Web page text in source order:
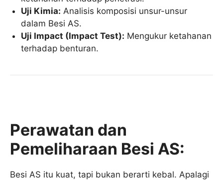
Uji Kimia: Analisis komposisi unsur-unsur
dalam Besi AS.
Uji Impact (Impact Test): Mengukur ketahanan
terhadap benturan.
Perawatan dan
Pemeliharaan Besi AS:
Besi AS itu kuat, tapi bukan berarti kebal. Apalagi